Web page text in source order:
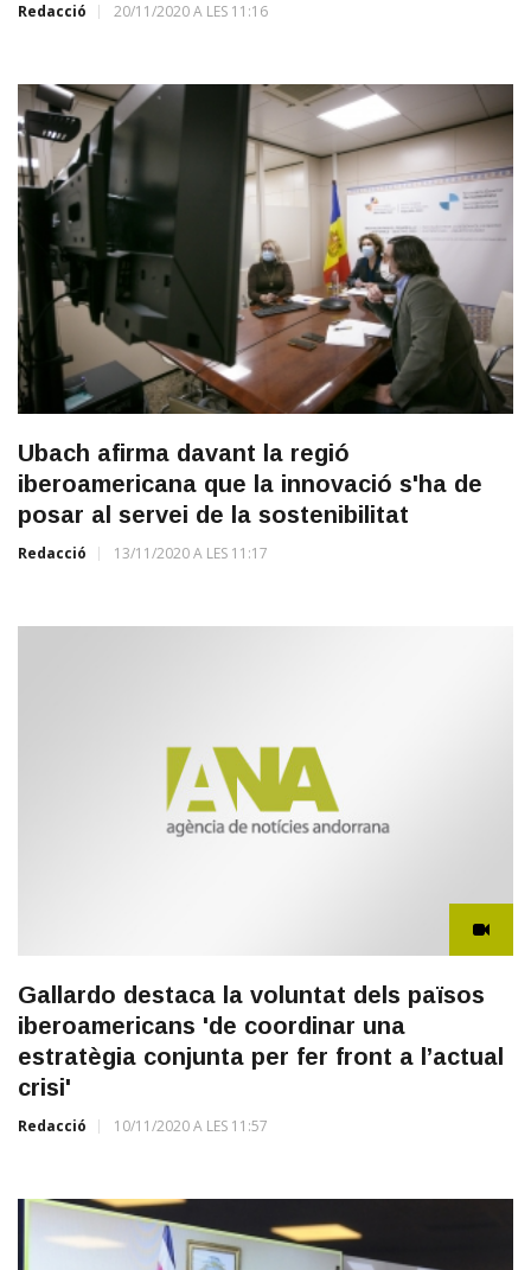
Redacció 20/11/2020 A LES 11:16
Ubach afirma davant la regió
iberoamericana que la innovació s'ha de
posar al servei de la sostenibilitat
Redacció 13/11/2020 A LES 11:17
Gallardo destaca la voluntat dels països
iberoamericans 'de coordinar una
estratègia conjunta per fer front a l’actual
crisi'
Redacció 10/11/2020 A LES 11:57